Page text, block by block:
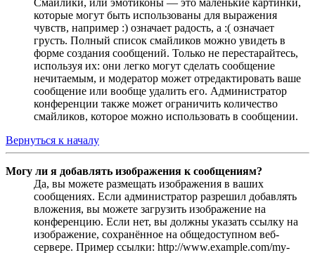
которые могут быть использованы для выражения
чувств, например :) означает радость, а :( означает
грусть. Полный список смайликов можно увидеть в
форме создания сообщений. Только не перестарайтесь,
используя их: они легко могут сделать сообщение
нечитаемым, и модератор может отредактировать ваше
сообщение или вообще удалить его. Администратор
конференции также может ограничить количество
смайликов, которое можно использовать в сообщении.
Вернуться к началу
Могу ли я добавлять изображения к сообщениям?
Да, вы можете размещать изображения в ваших
сообщениях. Если администратор разрешил добавлять
вложения, вы можете загрузить изображение на
конференцию. Если нет, вы должны указать ссылку на
изображение, сохранённое на общедоступном веб-
сервере. Пример ссылки: http://www.example.com/my-